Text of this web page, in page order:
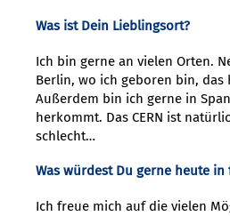
Was ist Dein Lieblingsort?
Ich bin gerne an vielen Orten.
Berlin, wo ich geboren bin, das
Außerdem bin ich gerne in
herkommt. Das CERN ist
schlecht…
Was würdest Du gerne heute
Ich freue mich auf die vielen